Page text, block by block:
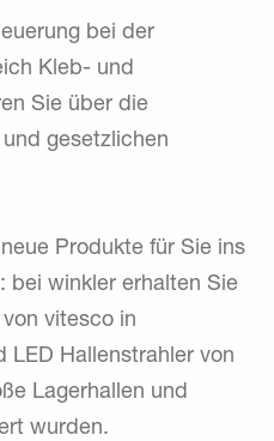
bei der
Kleb- und
Sie über die
gesetzlichen
Produkte für Sie ins
bei winkler erhalten Sie
vitesco in
LED Hallenstrahler von
Lagerhallen und
wurden.